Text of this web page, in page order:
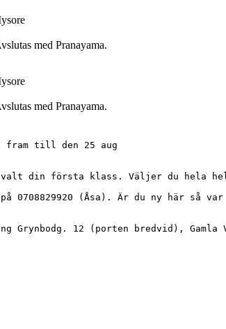
med Pranayama.
med Pranayama.
fram till den 25 aug
valt din första klass. Väljer du hela
0708829920 (Åsa). Är du ny här så
Grynbodg. 12 (porten bredvid), Gamla